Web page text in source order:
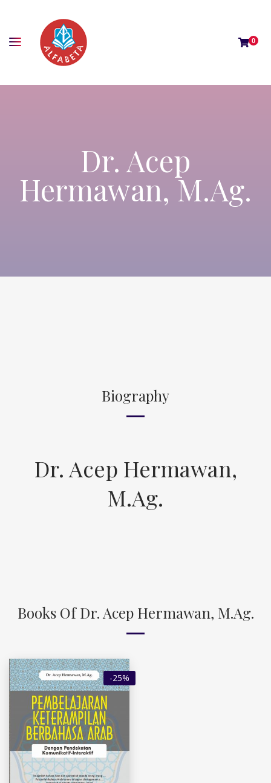
0
Dr. Acep
Hermawan, M.Ag.
Biography
Dr. Acep Hermawan,
M.Ag.
Books Of Dr. Acep Hermawan, M.Ag.
-25%